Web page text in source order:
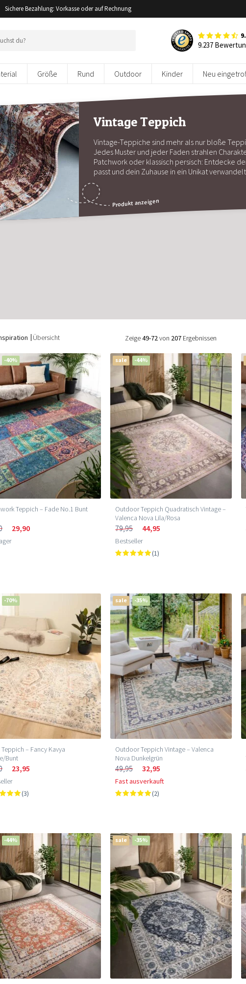
Sichere Bezahlung: Vorkasse oder auf Rechnung
9.237
Größe Rund Outdoor Kinder Neu
Vintage Teppich
Vintage-Teppiche sind mehr als nur bloße
Jedes Muster und jeder Faden strahlen
Patchwork oder klassisch persisch: Entdecke
passt und dein Zuhause in ein Unikat verwandelt.
Produkt anzeigen
Übersicht Zeige49-72von 207 Ergebnissen
-40%
Teppich – Fade No.1 Bunt
29,90
sale -44%
Outdoor Teppich Quadratisch Vintage –
Valenca Nova Lila/Rosa
79,95 44,95
Bestseller
(1)
-70%
– Fancy Kavya
Bunt
23,95
(3)
sale -35%
Outdoor Teppich Vintage – Valenca
Nova Dunkelgrün
49,95 32,95
Fast ausverkauft
(2)
-44% sale -35%